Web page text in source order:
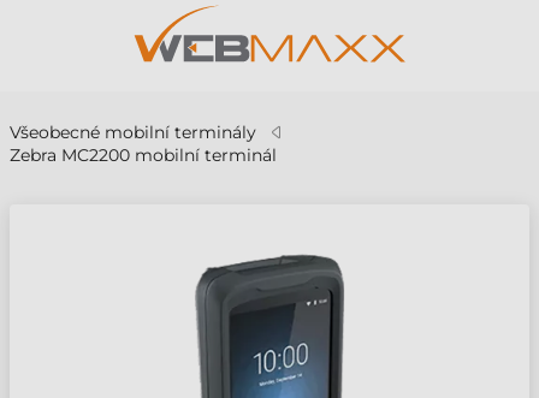
Všeobecné mobilní terminály
Zebra MC2200 mobilní terminál